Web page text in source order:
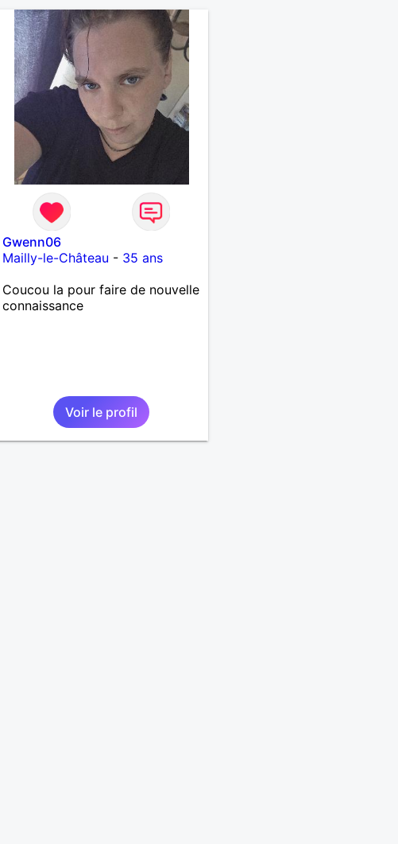
Gwenn06
Mailly-le-Château - 35 ans
Coucou la pour faire de nouvelle
connaissance
Voir le profil